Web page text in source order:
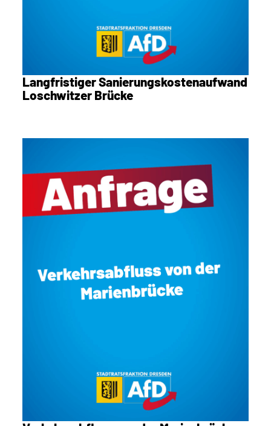
Langfristiger Sanierungskostenaufwand
Loschwitzer Brücke